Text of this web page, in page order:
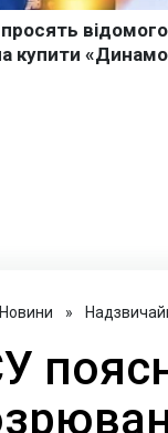
Новини »